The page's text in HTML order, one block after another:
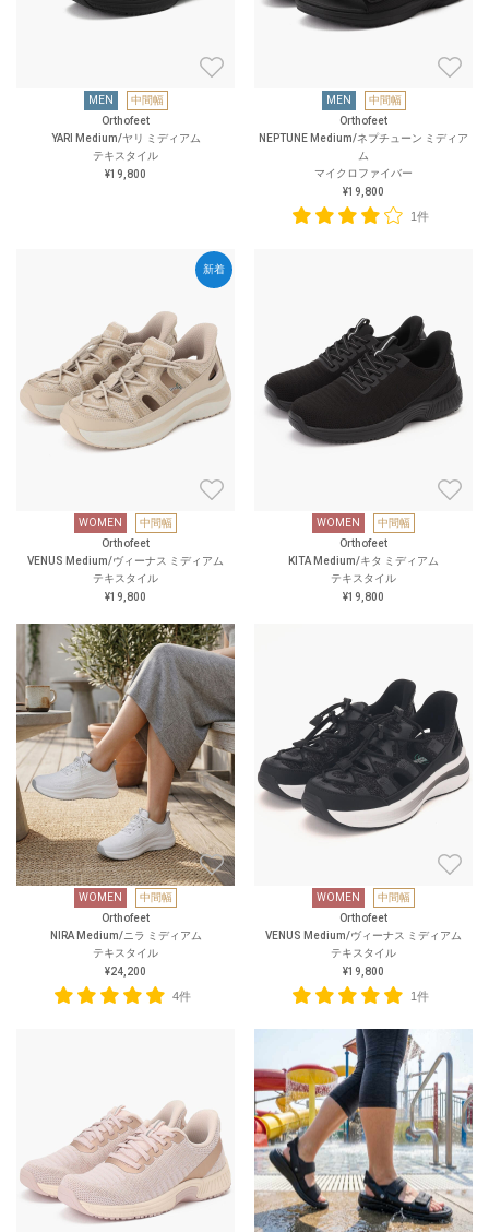
MEN
中間幅
Orthofeet
YARI Medium/ヤリ ミディアム
テキスタイル
¥19,800
MEN
中間幅
Orthofeet
NEPTUNE Medium/ネプチューン ミディア
ム
マイクロファイバー
¥19,800
1件
新着
WOMEN
中間幅
Orthofeet
VENUS Medium/ヴィーナス ミディアム
テキスタイル
¥19,800
WOMEN
中間幅
Orthofeet
KITA Medium/キタ ミディアム
テキスタイル
¥19,800
WOMEN
中間幅
Orthofeet
NIRA Medium/ニラ ミディアム
テキスタイル
¥24,200
4件
WOMEN
中間幅
Orthofeet
VENUS Medium/ヴィーナス ミディアム
テキスタイル
¥19,800
1件